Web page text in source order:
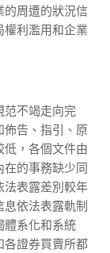
的周遭的狀況信
權利濫用和企業
范不竭走向完
佈告、指引、原
低，各個文件由
的事務缺少同
法表露差別較年
依法表露軌制
體系化和系統
各證券買賣所都